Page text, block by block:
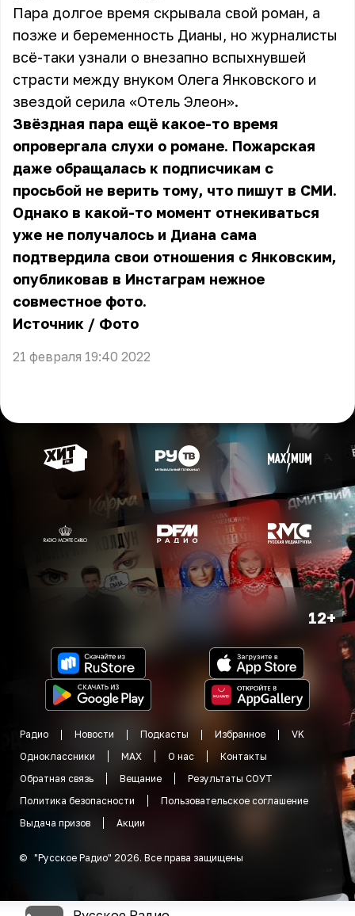
Пара долгое время скрывала свой роман, а
позже и беременность Дианы, но журналисты
всё-таки узнали о внезапно вспыхнувшей
страсти между внуком Олега Янковского и
звездой серила «Отель Элеон».
Звёздная пара ещё какое-то время
опровергала слухи о романе. Пожарская
даже обращалась к подписчикам с
просьбой не верить тому, что пишут в СМИ.
Однако в какой-то момент отнекиваться
уже не получалось и Диана сама
подтвердила свои отношения с Янковским,
опубликовав в Инстаграм нежное
совместное фото.
Источник / Фото
21 февраля 19:40 2022
12+
Радио Новости Подкасты Избранное
VK
Одноклассники
MAX О нас
Контакты
Обратная связь
Вещание
Результаты СОУТ
Политика безопасности
Пользовательское соглашение
Выдача призов
Акции
© "Русское Радио" 2026. Все права защищены